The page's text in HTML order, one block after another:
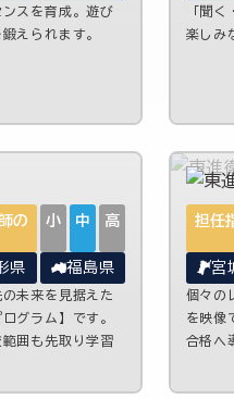
スを育成。遊び
えられます。
「聞
楽しみ
の
小 中 高
県 福島県
未来を見据えた
グラム】です。
囲も先取り学習
担任
宮
個々の
を映像
合格へ